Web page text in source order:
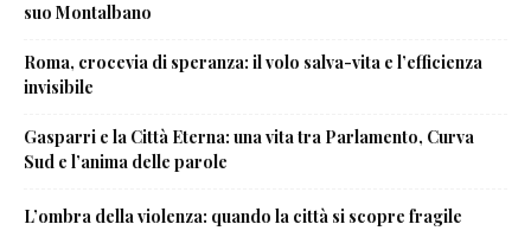
suo Montalbano
Roma, crocevia di speranza: il volo salva-vita e l’efficienza
invisibile
Gasparri e la Città Eterna: una vita tra Parlamento, Curva
Sud e l’anima delle parole
L’ombra della violenza: quando la città si scopre fragile